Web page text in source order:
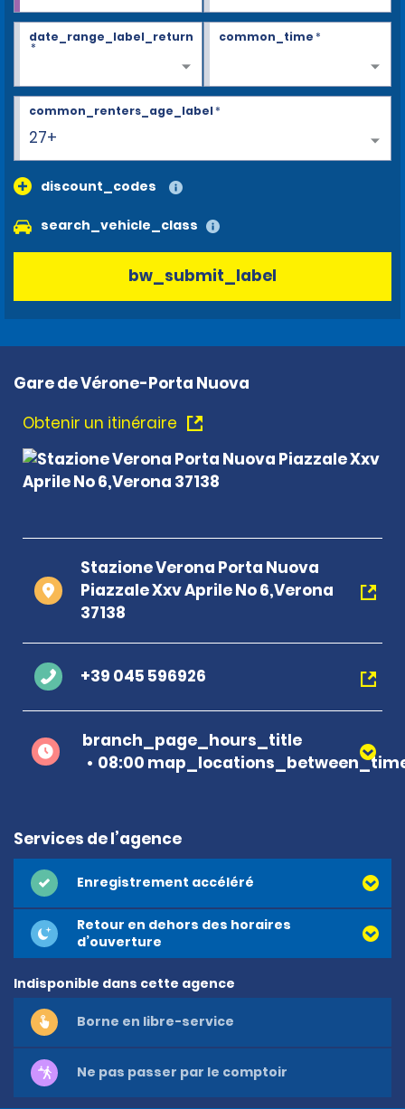
date_range_label_return
*
common_time*
27+
common_renters_age_label*
discount_codes
search_vehicle_class
bw_submit_label
Gare de Vérone-Porta Nuova
Obtenir un itinéraire
Stazione Verona Porta Nuova
Piazzale Xxv Aprile No 6,Verona
37138
+39 045 596926
branch_page_hours_title
08:00
Services de l’agence
Enregistrement accéléré
Retour en dehors des horaires
d’ouverture
Indisponible dans cette agence
Borne en libre-service
Ne pas passer par le comptoir